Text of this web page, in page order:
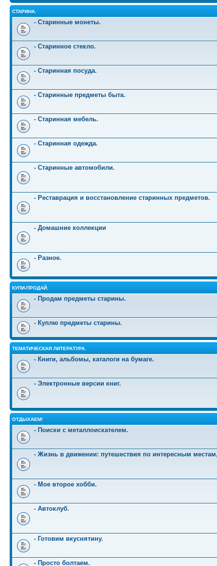
СТАРИНА.
- Старинные монеты.
- Старинное стекло.
- Старинная посуда.
- Старинные предметы быта.
- Старинная мебель.
- Старинная одежда.
- Старинные автомобили.
- Реставрация и восстановление старинных предметов.
- Домашние коллекции
- Разное.
КУПИ-ПРОДАЙ.
- Продам предметы старины.
- Куплю предметы старины.
ТЕМАТИЧЕСКАЯ ЛИТЕРАТУРА.
- Книги, альбомы, каталоги на бумаге.
- Электронные версии книг.
ОТДЫХАЕМ!
- Поиски с металлоискателем.
- Жизнь в движении: путешествия по интересным
- Мое второе хобби.
- Автоклуб.
- Готовим вкуснятину.
- Просто болтаем.